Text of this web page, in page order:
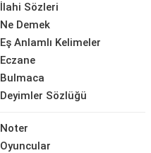
İlahi Sözleri
Ne Demek
Eş Anlamlı Kelimeler
Eczane
Bulmaca
Deyimler Sözlüğü
Noter
Oyuncular